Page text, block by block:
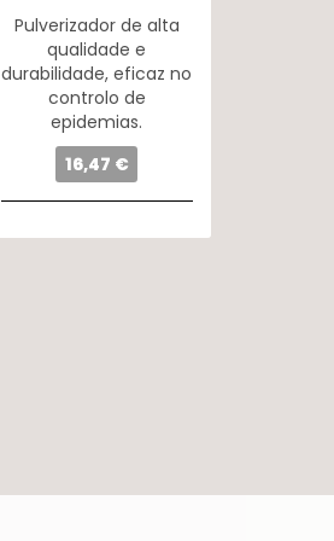
Pulverizador de alta
qualidade e
durabilidade, eficaz no
controlo de
epidemias.
16,47 €